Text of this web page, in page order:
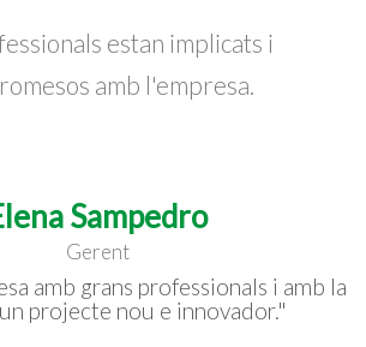
estan implicats i
amb l'empresa.
Sampedro
Gerent
amb grans professionals i amb la
projecte nou e innovador."